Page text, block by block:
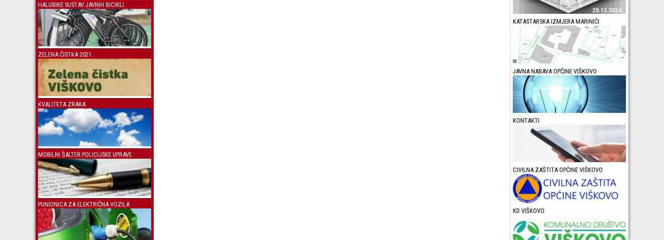
HALUBIKE SUSTAV JAVNIH BICIKLI
ZELENA ČISTKA 2021.
KVALITETA ZRAKA
MOBILNI ŠALTER POLICIJSKE UPRAVE
PUNIONICA ZA ELEKTRIČNA VOZILA
KATASTARSKA IZMJERA MARINIĆI
JAVNA NABAVA OPĆINE VIŠKOVO
KONTAKTI
CIVILNA ZAŠTITA OPĆINE VIŠKOVO
KD VIŠKOVO